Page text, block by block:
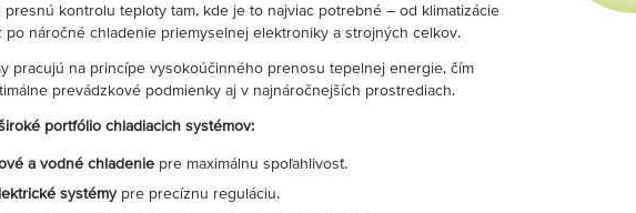
presnú kontrolu teploty tam, kde je to najviac potrebné – od klimatizácie
po náročné chladenie priemyselnej elektroniky a strojných celkov.
pracujú na princípe vysokoúčinného prenosu tepelnej energie, čím
prevádzkové podmienky aj v najnáročnejších prostrediach.
portfólio chladiacich systémov:
a vodné chladenie pre maximálnu spoľahlivosť.
systémypre precíznu reguláciu.